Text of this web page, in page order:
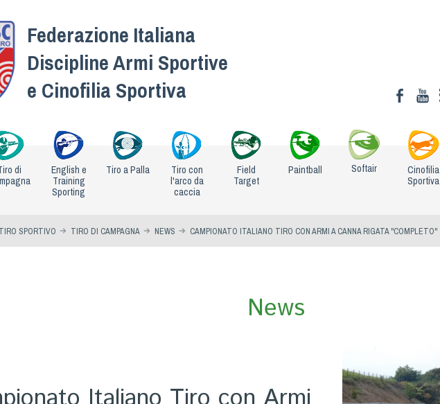
Federazione Italiana
Discipline Armi Sportive
e Cinofilia Sportiva
di
English e
Training
Sporting
Tiro a Palla
Tiro con
l'arco da
caccia
Field
Target
Paintball Softair
Cinofilia
Sportiva
TIRO SPORTIVO TIRO DI CAMPAGNA NEWS CAMPIONATO ITALIANO TIRO CON ARMI A CANNA RIGATA "COMPLETO"
News